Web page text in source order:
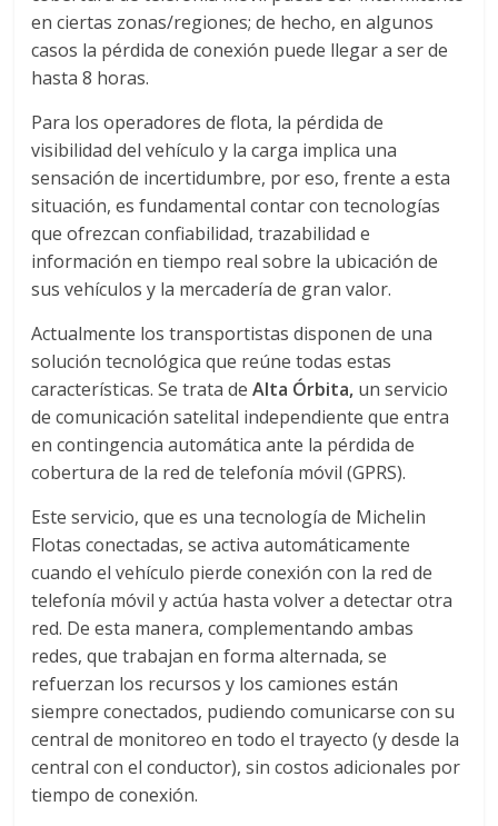
a
n
s
p
o
r
t
e
d
e
E
q
u
en ciertas zonas/regiones; de hecho, en algunos
casos la pérdida de conexión puede llegar a ser de
hasta 8 horas.
Para los operadores de flota, la pérdida de
visibilidad del vehículo y la carga implica una
sensación de incertidumbre, por eso, frente a esta
situación, es fundamental contar con tecnologías
que ofrezcan confiabilidad, trazabilidad e
información en tiempo real sobre la ubicación de
sus vehículos y la mercadería de gran valor.
Actualmente los transportistas disponen de una
solución tecnológica que reúne todas estas
características. Se trata deAlta Órbita, un servicio
de comunicación satelital independiente que entra
en contingencia automática ante la pérdida de
cobertura de la red de telefonía móvil (GPRS).
Este servicio, que es una tecnología de Michelin
Flotas conectadas, se activa automáticamente
cuando el vehículo pierde conexión con la red de
telefonía móvil y actúa hasta volver a detectar otra
red. De esta manera, complementando ambas
redes, que trabajan en forma alternada, se
refuerzan los recursos y los camiones están
siempre conectados, pudiendo comunicarse con su
central de monitoreo en todo el trayecto (y desde la
central con el conductor), sin costos adicionales por
tiempo de conexión.